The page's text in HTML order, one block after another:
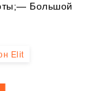
Большой
Elit